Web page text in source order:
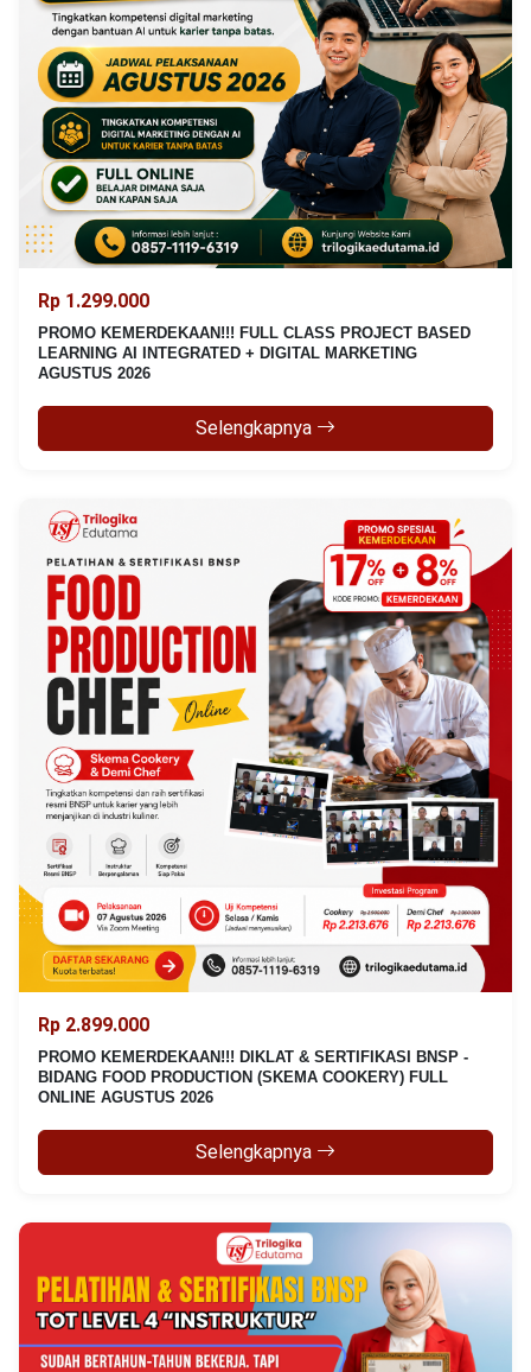
Rp 1.299.000
PROMO KEMERDEKAAN!!! FULL CLASS PROJECT BASED
LEARNING AI INTEGRATED + DIGITAL MARKETING
AGUSTUS 2026
Selengkapnya
Rp 2.899.000
PROMO KEMERDEKAAN!!! DIKLAT & SERTIFIKASI BNSP -
BIDANG FOOD PRODUCTION (SKEMA COOKERY) FULL
ONLINE AGUSTUS 2026
Selengkapnya